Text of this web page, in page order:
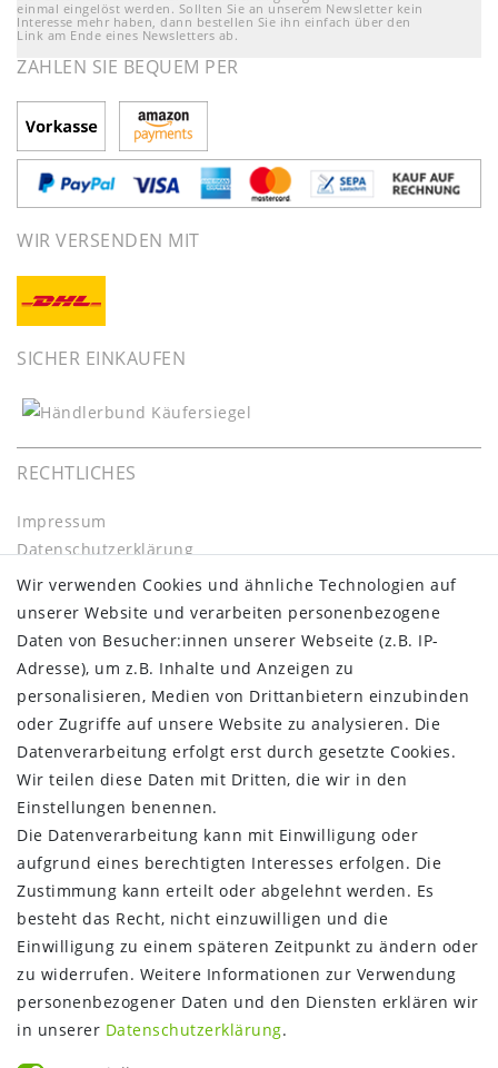
einmal eingelöst werden. Sollten Sie an unserem Newsletter kein
Interesse mehr haben, dann bestellen Sie ihn einfach über den
Link am Ende eines Newsletters ab.
ZAHLEN SIE BEQUEM PER
WIR VERSENDEN MIT
SICHER EINKAUFEN
RECHTLICHES
Impressum
Daten­schutz­erklärung
AGB
Barrierefreiheitserklärung
Widerrufs­recht
Kontakt
Vertrag widerrufen
INFORMATIONEN:
Zahlungsinformationen
Versandinformationen
Über uns
Gutschein
NEWS
Google Maps
Kundenbewertungen
Kontakt
Wir verwenden Cookies und ähnliche Technologien auf
unserer Website und verarbeiten personenbezogene
Daten von Besucher:innen unserer Webseite (z.B. IP-
Adresse), um z.B. Inhalte und Anzeigen zu
personalisieren, Medien von Drittanbietern einzubinden
oder Zugriffe auf unsere Website zu analysieren. Die
Datenverarbeitung erfolgt erst durch gesetzte Cookies.
Wir teilen diese Daten mit Dritten, die wir in den
Einstellungen benennen.
Die Datenverarbeitung kann mit Einwilligung oder
aufgrund eines berechtigten Interesses erfolgen. Die
Zustimmung kann erteilt oder abgelehnt werden. Es
besteht das Recht, nicht einzuwilligen und die
Einwilligung zu einem späteren Zeitpunkt zu ändern oder
zu widerrufen. Weitere Informationen zur Verwendung
personenbezogener Daten und den Diensten erklären wir
in unserer Daten­schutz­erklärung.